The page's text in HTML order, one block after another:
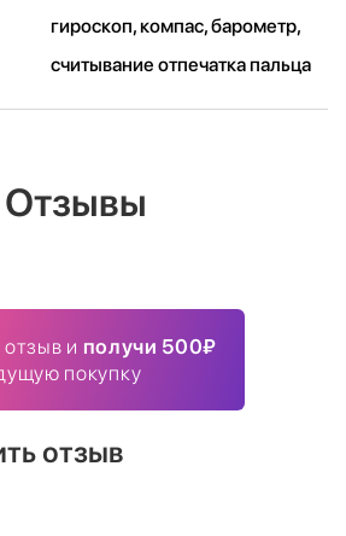
гироскоп, компас, барометр,
считывание отпечатка пальца
Отзывы
и получи 500₽
покупку
отзыв